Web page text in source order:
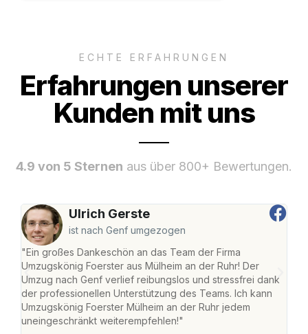
ECHTE ERFAHRUNGEN
Erfahrungen unserer
Kunden mit uns
4.9 von 5 Sternen aus über 800+ Bewertungen.
Ulrich Gerste
ist nach Genf umgezogen
"Ein großes Dankeschön an das Team der Firma
Umzugskönig Foerster aus Mülheim an der Ruhr! Der
Umzug nach Genf verlief reibungslos und stressfrei dank
der professionellen Unterstützung des Teams. Ich kann
Umzugskönig Foerster Mülheim an der Ruhr jedem
uneingeschränkt weiterempfehlen!"